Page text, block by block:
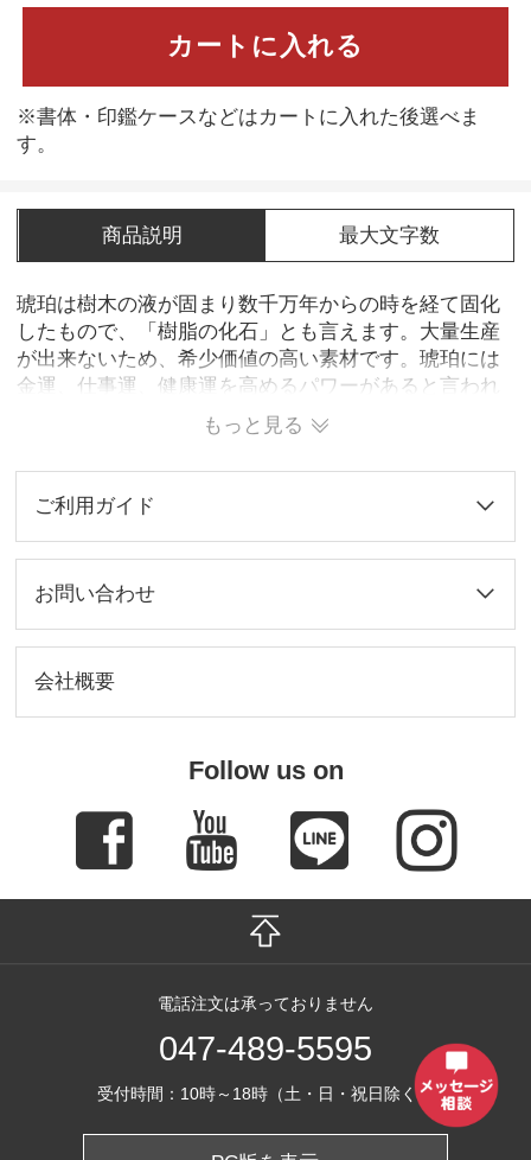
カートに入れる
※書体・印鑑ケースなどはカートに入れた後選べま
す。
商品説明 最大文字数
琥珀は樹木の液が固まり数千万年からの時を経て固化
したもので、「樹脂の化石」とも言えます。大量生産
が出来ないため、希少価値の高い素材です。琥珀には
金運、仕事運、健康運を高めるパワーがあると言われ
ています。この印鑑を使うことによって、ご自分の運
気上昇、体調アップに繋がることでしょう。琥珀の透
明感のある色合いと、独特の模様がとても綺麗です。
※弊社の琥珀印鑑では、人工樹脂を合成したものにな
ります。
もっと見る
ご利用ガイド
お問い合わせ
会社概要
Follow us on
電話注文は承っておりません
047-489-5595
受付時間：10時～18時（土・日・祝日除く）